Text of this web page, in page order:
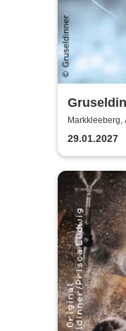
Ripper
Markkleeberg,
29.01.2027